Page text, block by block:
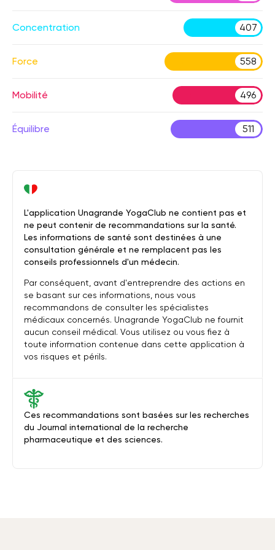
Concentration 407
Force 558
Mobilité 496
Équilibre 511
Ces recommandations sont basées sur les recherches
du Journal international de la recherche
pharmaceutique et des sciences.
L'application Unagrande YogaClub ne contient pas et
ne peut contenir de recommandations sur la santé.
Les informations de santé sont destinées à une
consultation générale et ne remplacent pas les
conseils professionnels d'un médecin.
Par conséquent, avant d'entreprendre des actions en
se basant sur ces informations, nous vous
recommandons de consulter les spécialistes
médicaux concernés. Unagrande YogaClub ne fournit
aucun conseil médical. Vous utilisez ou vous fiez à
toute information contenue dans cette application à
vos risques et périls.